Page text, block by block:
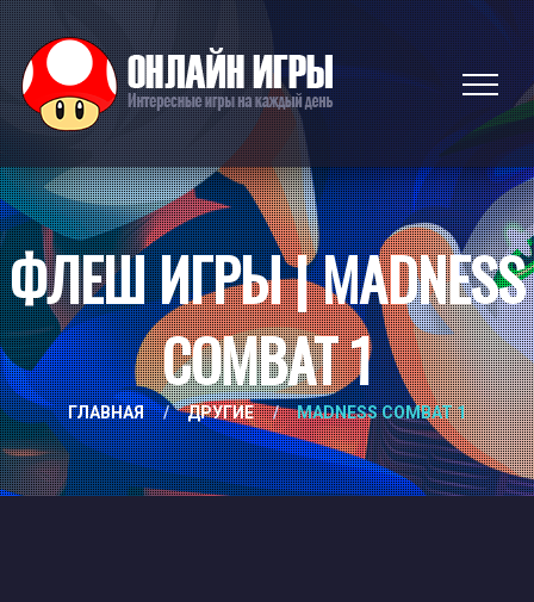
ФЛЕШ ИГРЫ | MADNESS
COMBAT 1
ГЛАВНАЯ / ДРУГИЕ / MADNESS COMBAT 1